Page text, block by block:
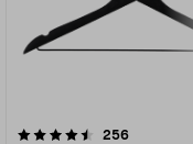
256
4.5av 5 stjerner